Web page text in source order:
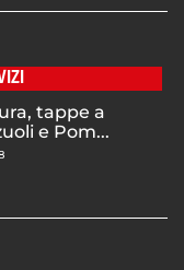
tappe a
e Pom...